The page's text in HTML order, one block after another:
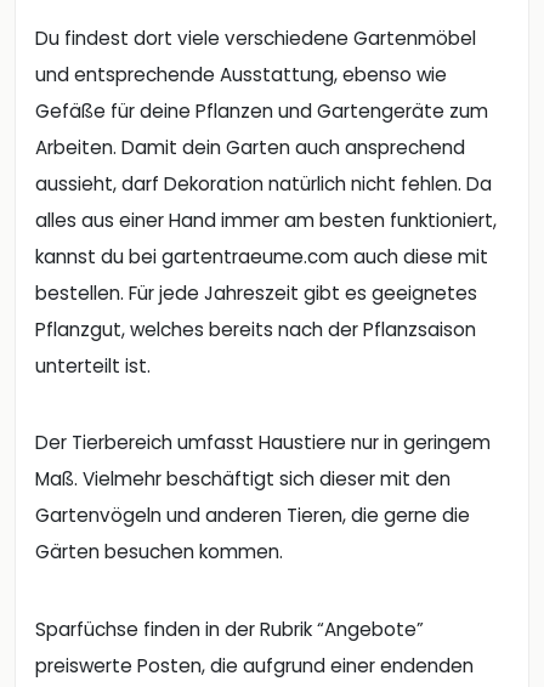
Du findest dort viele verschiedene Gartenmöbel
und entsprechende Ausstattung, ebenso wie
Gefäße für deine Pflanzen und Gartengeräte zum
Arbeiten. Damit dein Garten auch ansprechend
aussieht, darf Dekoration natürlich nicht fehlen. Da
alles aus einer Hand immer am besten funktioniert,
kannst du bei gartentraeume.com auch diese mit
bestellen. Für jede Jahreszeit gibt es geeignetes
Pflanzgut, welches bereits nach der Pflanzsaison
unterteilt ist.
Der Tierbereich umfasst Haustiere nur in geringem
Maß. Vielmehr beschäftigt sich dieser mit den
Gartenvögeln und anderen Tieren, die gerne die
Gärten besuchen kommen.
Sparfüchse finden in der Rubrik “Angebote”
preiswerte Posten, die aufgrund einer endenden